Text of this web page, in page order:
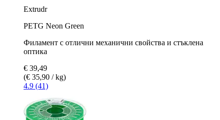
Extrudr
PETG Neon Green
Филамент с отлични механични свойства и стъклена
оптика
€ 39,49
(€ 35,90 / kg)
4.9 (41)